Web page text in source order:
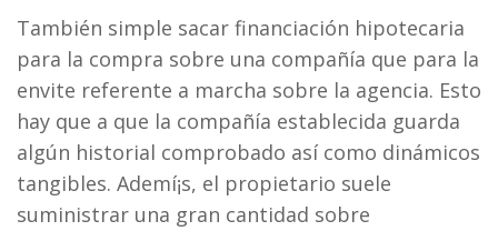
También simple sacar financiación hipotecaria
para la compra sobre una compañía que para la
envite referente a marcha sobre la agencia. Esto
hay que a que la compañía establecida guarda
algún historial comprobado así­ como dinámicos
tangibles. Ademí¡s, el propietario suele
suministrar una gran cantidad sobre